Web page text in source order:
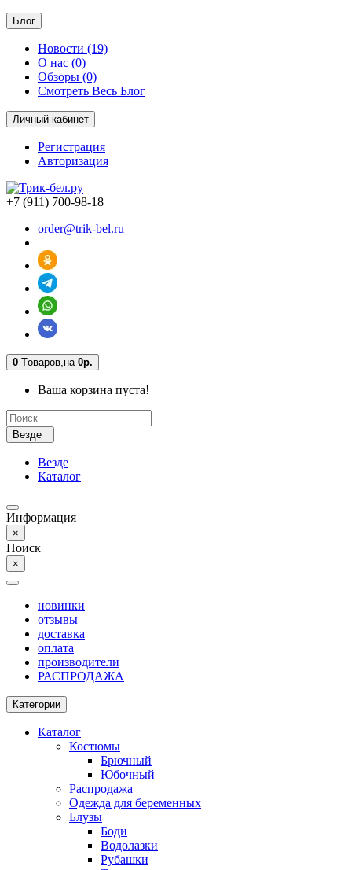
Блог
Новости (19)
О нас (0)
Обзоры (0)
Смотреть Весь Блог
Личный кабинет
Регистрация
Авторизация
+7 (911) 700-98-18
order@trik-bel.ru
0 Tоваров,на 0р.
Ваша корзина пуста!
Везде
Везде
Каталог
Информация
×
Поиск
×
новинки
отзывы
доставка
оплата
производители
РАСПРОДАЖА
Категории
Каталог
Костюмы
Брючный
Юбочный
Распродажа
Одежда для беременных
Блузы
Боди
Водолазки
Рубашки